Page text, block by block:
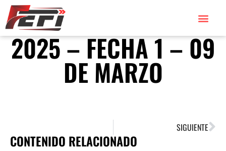
2025 – FECHA 1 – 09
DE MARZO
SIGUIENTE
CONTENIDO RELACIONADO